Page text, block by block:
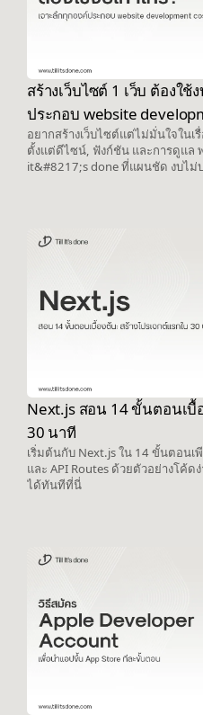
สร้างเว็บไซต์ 1 เว็บ ต้องใช้
ประกอบ website
อยากสร้างเว็บไซต์แต่ไม่มั่นใจในเ
ตั้งแต่ดีไซน์, ฟังก์ชัน และการดูแล
it&#8217;s done ที่แผนชัด งบไ
Next.js สอน 14 ขั้นตอนเบื้
30 นาที
เริ่มต้นกับ Next.js ใน 14 ขั้นตอนเ
และ API Routes ด้วยตัวอย่างโค้ด
ได้ทันทีที่นี่